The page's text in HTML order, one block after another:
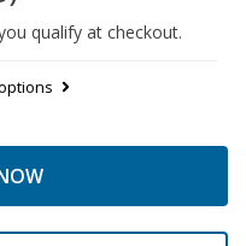
qualify at checkout.